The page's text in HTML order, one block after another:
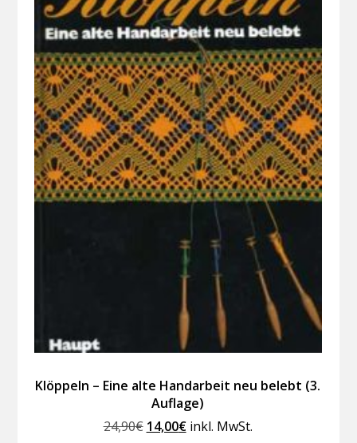
Klöppeln – Eine alte Handarbeit neu belebt (3.
Auflage)
24,90€ Ursprünglicher
14,00€Aktueller
inkl. MwSt.